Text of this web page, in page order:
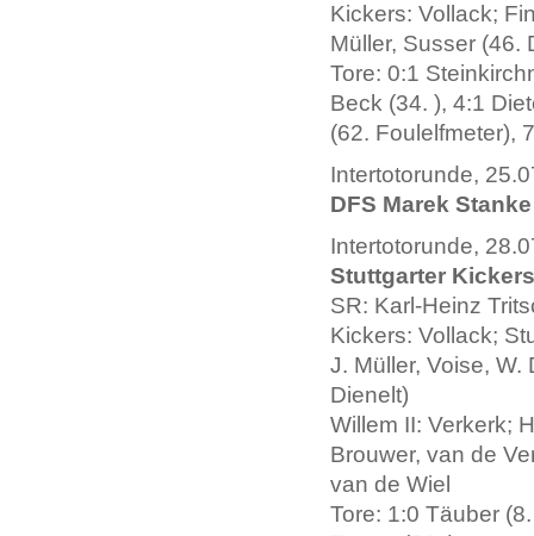
Kickers: Vollack;
Müller, Susser (46.
Tore: 0:1
Beck (34. ), 4:1
(62. Foulelfmeter),
Intertotorunde,
DFS Marek
Intertotorunde,
Stuttgarter
SR: Karl-Heinz
Kickers: Vollack;
J. Müller, Voise, W.
Dienelt)
Willem II: Verkerk;
Brouwer, van de
van de Wiel
Tore: 1:0 Täuber